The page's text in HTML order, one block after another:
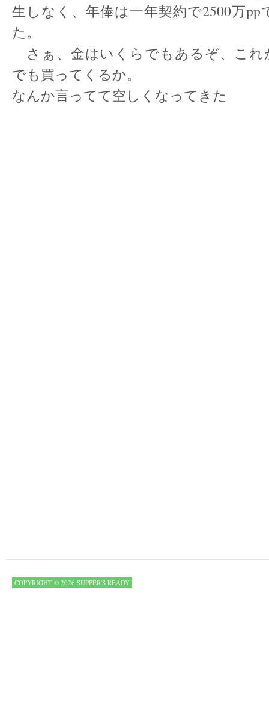
生しなく、年俸は一年契約で2500万
た。
さぁ、金はいくらでもあるぞ、これ
でも買ってくるか。
なんか言ってて空しくなってきた
COPYRIGHT © 2026 SUPPER'S READY